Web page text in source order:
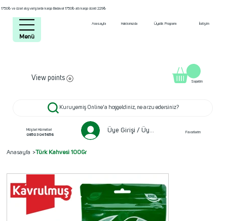
1750₺ ve üzeri alışverişlerde kargo Bedava! 1750₺ altı kargo ücreti 229₺
Anasayfa Hakkımızda Üyelik Programı İletişim
Kuruyemiş Online'a hoşgeldiniz, ne arzu edersiniz?
Müşteri Hizmetleri
0850 304 5656
Üye Girişi / Üye ol
View points
Favorilerim
Sepetim
Menü
Anasayfa >Türk Kahvesi 100Gr